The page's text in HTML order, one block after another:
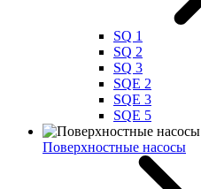
SQ 1
SQ 2
SQ 3
SQE 2
SQE 3
SQE 5
Поверхностные насосы